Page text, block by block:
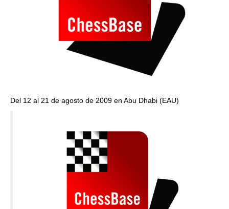
Del 12 al 21 de agosto de 2009 en Abu Dhabi (EAU)